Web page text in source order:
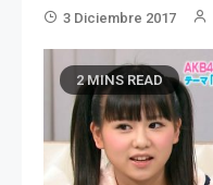
3 Diciembre 2017
2 MINS READ